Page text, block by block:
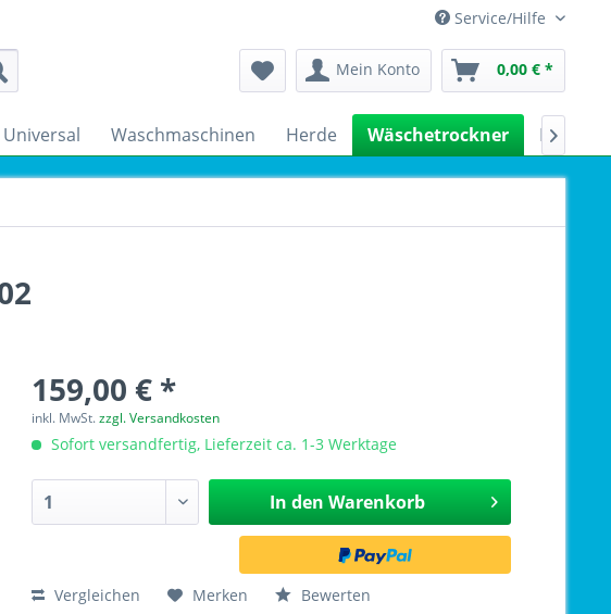
Service/Hilfe
Mein Konto 0,00 € *
Universal Waschmaschinen Herde Wäschetrockner 
159,00 € *
inkl. MwSt.zzgl. Versandkosten
Sofort versandfertig, Lieferzeit ca. 1-3 Werktage
In den Warenkorb
Vergleichen Merken Bewerten